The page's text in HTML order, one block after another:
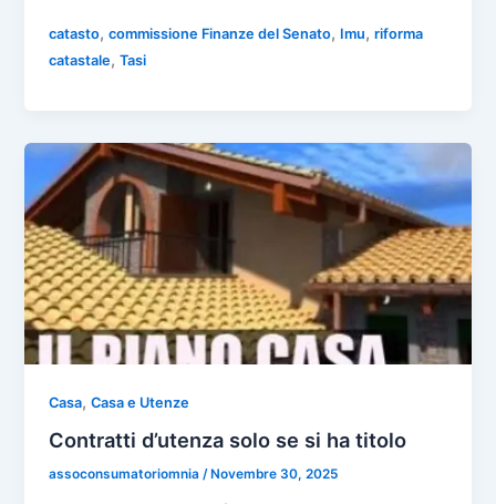
e
b
o
k
s
p
gr e l
n
di
catasto,commissione Finanze del Senato, Imu,riforma
catastale,Tasi
Casa,Casa e Utenze
Contratti d’utenza solo se si ha titolo
assoconsumatoriomnia/ Novembre 30, 2025